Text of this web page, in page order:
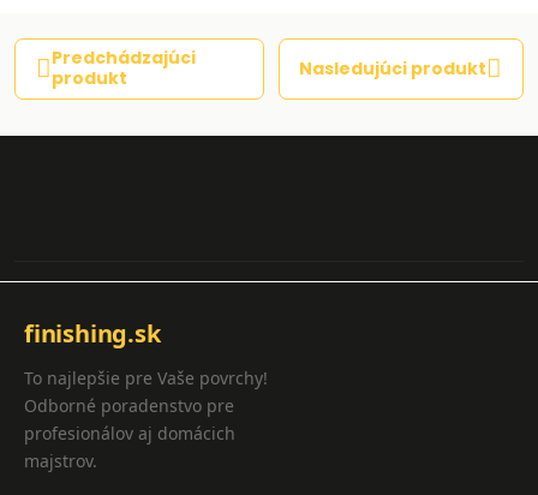
Predchádzajúci
produkt
Nasledujúci produkt
finishing.sk
To najlepšie pre Vaše povrchy!
Odborné poradenstvo pre
profesionálov aj domácich
majstrov.